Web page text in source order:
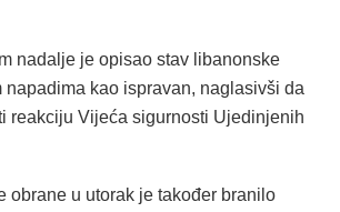
nadalje je opisao stav libanonske
napadima kao ispravan, naglasivši da
reakciju Vijeća sigurnosti Ujedinjenih
obrane u utorak je također branilo